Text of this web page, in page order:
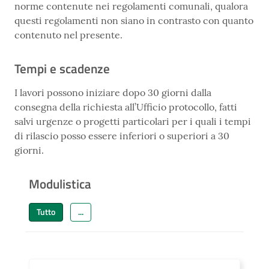
norme contenute nei regolamenti comunali, qualora
questi regolamenti non siano in contrasto con quanto
contenuto nel presente.
Tempi e scadenze
I lavori possono iniziare dopo 30 giorni dalla
consegna della richiesta all’Ufficio protocollo, fatti
salvi urgenze o progetti particolari per i quali i tempi
di rilascio posso essere inferiori o superiori a 30
giorni.
Modulistica
Tutto ...